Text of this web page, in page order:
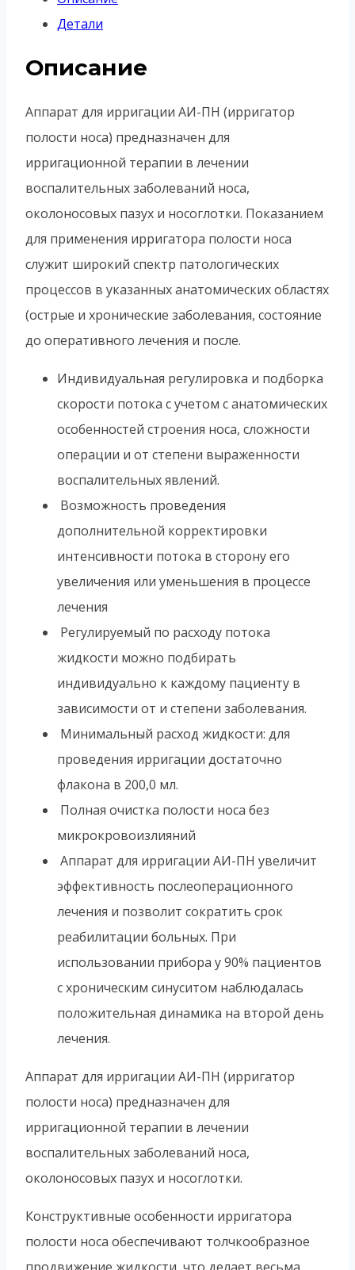
Детали
Описание
Аппарат для ирригации АИ-ПН (ирригатор
полости носа) предназначен для
ирригационной терапии в лечении
воспалительных заболеваний носа,
околоносовых пазух и носоглотки. Показанием
для применения ирригатора полости носа
служит широкий спектр патологических
процессов в указанных анатомических областях
(острые и хронические заболевания, состояние
до оперативного лечения и после.
Индивидуальная регулировка и подборка
скорости потока с учетом с анатомических
особенностей строения носа, сложности
операции и от степени выраженности
воспалительных явлений.
Возможность проведения
дополнительной корректировки
интенсивности потока в сторону его
увеличения или уменьшения в процессе
лечения
Регулируемый по расходу потока
жидкости можно подбирать
индивидуально к каждому пациенту в
зависимости от и степени заболевания.
Минимальный расход жидкости: для
проведения ирригации достаточно
флакона в 200,0 мл.
Полная очистка полости носа без
микрокровоизлияний
Аппарат для ирригации АИ-ПН увеличит
эффективность послеоперационного
лечения и позволит сократить срок
реабилитации больных. При
использовании прибора у 90% пациентов
с хроническим синуситом наблюдалась
положительная динамика на второй день
лечения.
Аппарат для ирригации АИ-ПН (ирригатор
полости носа) предназначен для
ирригационной терапии в лечении
воспалительных заболеваний носа,
околоносовых пазух и носоглотки.
Конструктивные особенности ирригатора
полости носа обеспечивают толчкообразное